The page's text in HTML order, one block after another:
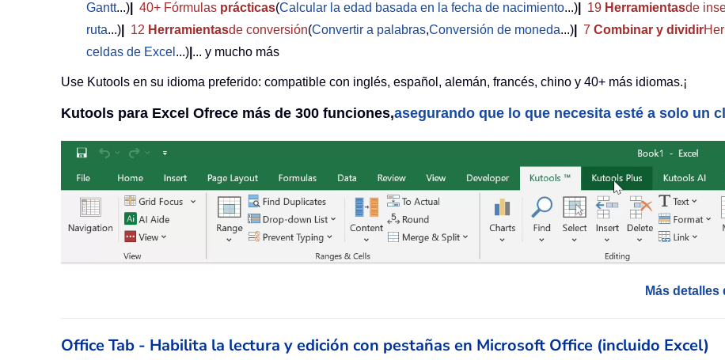
Gantt...) 40+ Fórmulas prácticas(Calcular la edad basada en la fecha de nacimiento...) 19 Herramientasde
ruta...) 12 Herramientasde conversión(Convertir a palabras,Conversión de moneda...) 7 Combinar y dividir
celdas de Excel ...) ... y mucho más
Use Kutools en su idioma preferido: compatible con inglés, español, alemán, francés, chino y 40+ más idiomas.¡
Kutools para Excel Ofrece más de 300 funciones,asegurando que lo que necesita esté a solo un
Más
Office Tab - Habilita la lectura y edición con pestañas en Microsoft Office (incluido Excel)